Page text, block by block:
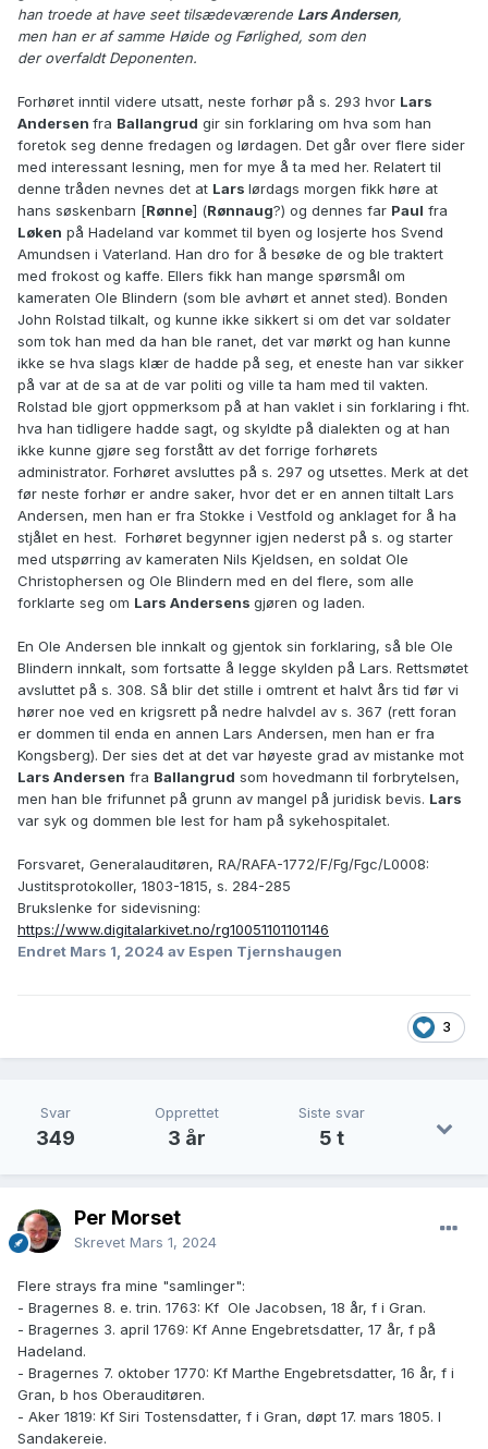
han troede at have seet tilsædeværende Lars Andersen,
men han er af samme Høide og Førlighed, som den
der overfaldt Deponenten.
Forhøret inntil videre utsatt, neste forhør på s. 293 hvor Lars
Andersen fra Ballangrud gir sin forklaring om hva som han
foretok seg denne fredagen og lørdagen. Det går over flere sider
med interessant lesning, men for mye å ta med her. Relatert til
denne tråden nevnes det at Lars lørdags morgen fikk høre at
hans søskenbarn [Rønne] (Rønnaug?) og dennes far Paul fra
Løken på Hadeland var kommet til byen og losjerte hos Svend
Amundsen i Vaterland. Han dro for å besøke de og ble traktert
med frokost og kaffe. Ellers fikk han mange spørsmål om
kameraten Ole Blindern (som ble avhørt et annet sted). Bonden
John Rolstad tilkalt, og kunne ikke sikkert si om det var soldater
som tok han med da han ble ranet, det var mørkt og han kunne
ikke se hva slags klær de hadde på seg, et eneste han var sikker
på var at de sa at de var politi og ville ta ham med til vakten.
Rolstad ble gjort oppmerksom på at han vaklet i sin forklaring i fht.
hva han tidligere hadde sagt, og skyldte på dialekten og at han
ikke kunne gjøre seg forstått av det forrige forhørets
administrator. Forhøret avsluttes på s. 297 og utsettes. Merk at det
før neste forhør er andre saker, hvor det er en annen tiltalt Lars
Andersen, men han er fra Stokke i Vestfold og anklaget for å ha
stjålet en hest. Forhøret begynner igjen nederst på s. og starter
med utspørring av kameraten Nils Kjeldsen, en soldat Ole
Christophersen og Ole Blindern med en del flere, som alle
forklarte seg om Lars Andersens gjøren og laden.
En Ole Andersen ble innkalt og gjentok sin forklaring, så ble Ole
Blindern innkalt, som fortsatte å legge skylden på Lars. Rettsmøtet
avsluttet på s. 308. Så blir det stille i omtrent et halvt års tid før vi
hører noe ved en krigsrett på nedre halvdel av s. 367 (rett foran
er dommen til enda en annen Lars Andersen, men han er fra
Kongsberg). Der sies det at det var høyeste grad av mistanke mot
Lars Andersen fra Ballangrud som hovedmann til forbrytelsen,
men han ble frifunnet på grunn av mangel på juridisk bevis. Lars
var syk og dommen ble lest for ham på sykehospitalet.
Forsvaret, Generalauditøren, RA/RAFA-1772/F/Fg/Fgc/L0008:
Justitsprotokoller, 1803-1815, s. 284-285
Brukslenke for sidevisning:
https://www.digitalarkivet.no/rg10051101101146
Endret Mars 1, 2024 av Espen Tjernshaugen
3
Svar
349
Opprettet
3 år
Siste svar
5 t
Per Morset
Skrevet Mars 1, 2024
Flere strays fra mine "samlinger":
- Bragernes 8. e. trin. 1763: Kf Ole Jacobsen, 18 år, f i Gran.
- Bragernes 3. april 1769: Kf Anne Engebretsdatter, 17 år, f på
Hadeland.
- Bragernes 7. oktober 1770: Kf Marthe Engebretsdatter, 16 år, f i
Gran, b hos Oberauditøren.
- Aker 1819: Kf Siri Tostensdatter, f i Gran, døpt 17. mars 1805. I
Sandakereie.